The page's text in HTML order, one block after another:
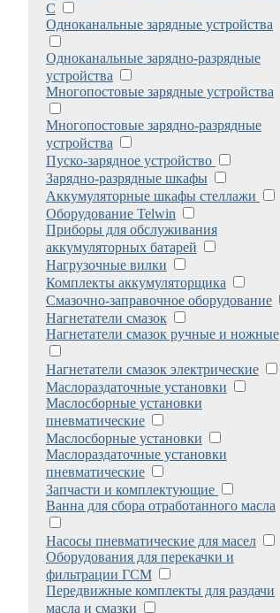
С
Одноканальные зарядные устройства
Одноканальные зарядно-разрядные
устройства
Многопостовые зарядные устройства
Многопостовые зарядно-разрядные
устройства
Пуско-зарядное устройство
Зарядно-разрядные шкафы
Аккумуляторные шкафы стеллажи
Оборудование Telwin
Приборы для обслуживания
аккумуляторных батарей
Нагрузочные вилки
Комплекты аккумуляторщика
Смазочно-заправочное оборудование
Нагнетатели смазок
Нагнетатели смазок ручные и ножные
Нагнетатели смазок электрические
Маслораздаточные установки
Маслосборные установки
пневматические
Маслосборные установки
Маслораздаточные установки
пневматические
Запчасти и комплектующие
Ванна для сбора отработанного масла
Насосы пневматические для масел
Оборудования для перекачки и
фильтрации ГСМ
Передвижные комплекты для раздачи
масла и смазки